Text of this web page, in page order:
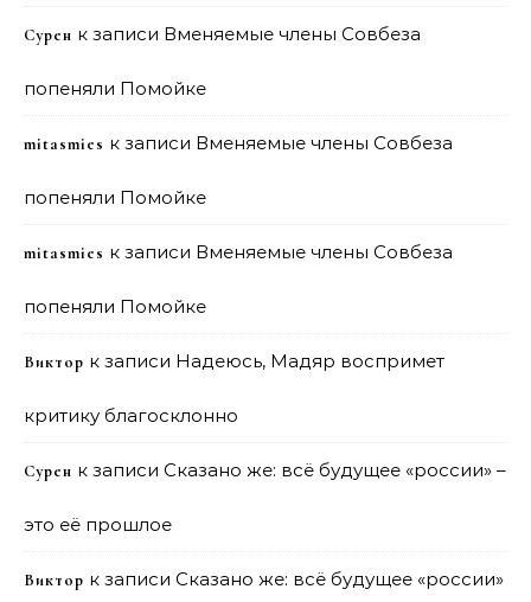
Сурен к записи Вменяемые члены Совбеза
попеняли Помойке
mitasmies к записи Вменяемые члены Совбеза
попеняли Помойке
mitasmies к записи Вменяемые члены Совбеза
попеняли Помойке
Виктор к записи Надеюсь, Мадяр воспримет
критику благосклонно
Сурен к записи Сказано же: всё будущее «россии» –
это её прошлое
Виктор к записи Сказано же: всё будущее «россии»